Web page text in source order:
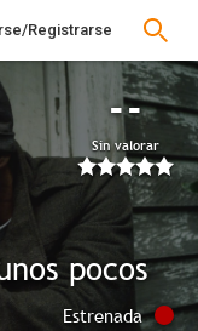
Registrarse
--
Sin valorar
pocos
Estrenada